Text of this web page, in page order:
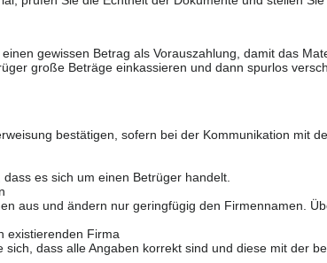
gewissen Betrag als Vorauszahlung, damit das
große Beträge einkassieren und dann spurlos
bestätigen, sofern bei der Kommunikation mit
es sich um einen Betrüger handelt.
aus und ändern nur geringfügig den Firmennamen.
existierenden Firma
dass alle Angaben korrekt sind und diese mit der